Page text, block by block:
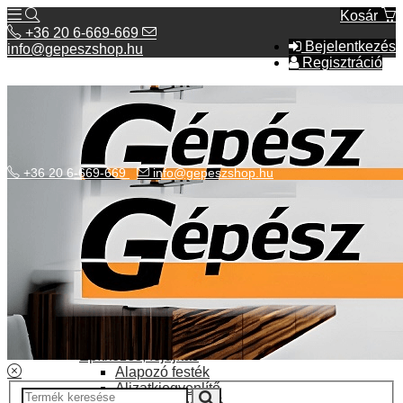
Kosár
Bejelentkezés
Regisztráció
+36 20 6-669-669
info@gepeszshop.hu
Kategóriák menü
Bolhapiac
Elektromos fűtés
Építkezés, fejújítás
Alapozó festék
Aljzatkiegyenlítő
+36 20 6-669-669 info@gepeszshop.hu